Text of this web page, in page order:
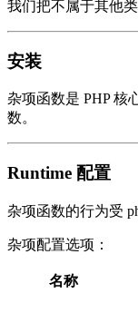
我们把不属于其他
安装
杂项函数是 PHP 核
数。
Runtime 配置
杂项函数的行为受
杂项配置选项：
名称